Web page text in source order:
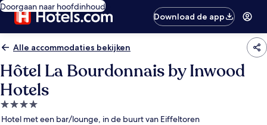
Doorgaan naar hoofdinhoud
Download de app
Alle accommodaties bekijken
Hôtel La Bourdonnais by Inwood
Hotels
4.0-
sterrenaccommodatie
Hotel met een bar/lounge, in de buurt van Eiffeltoren